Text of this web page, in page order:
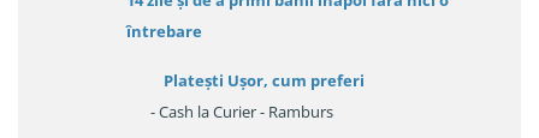
întrebare
Platești Ușor, cum preferi
- Cash la Curier - Ramburs